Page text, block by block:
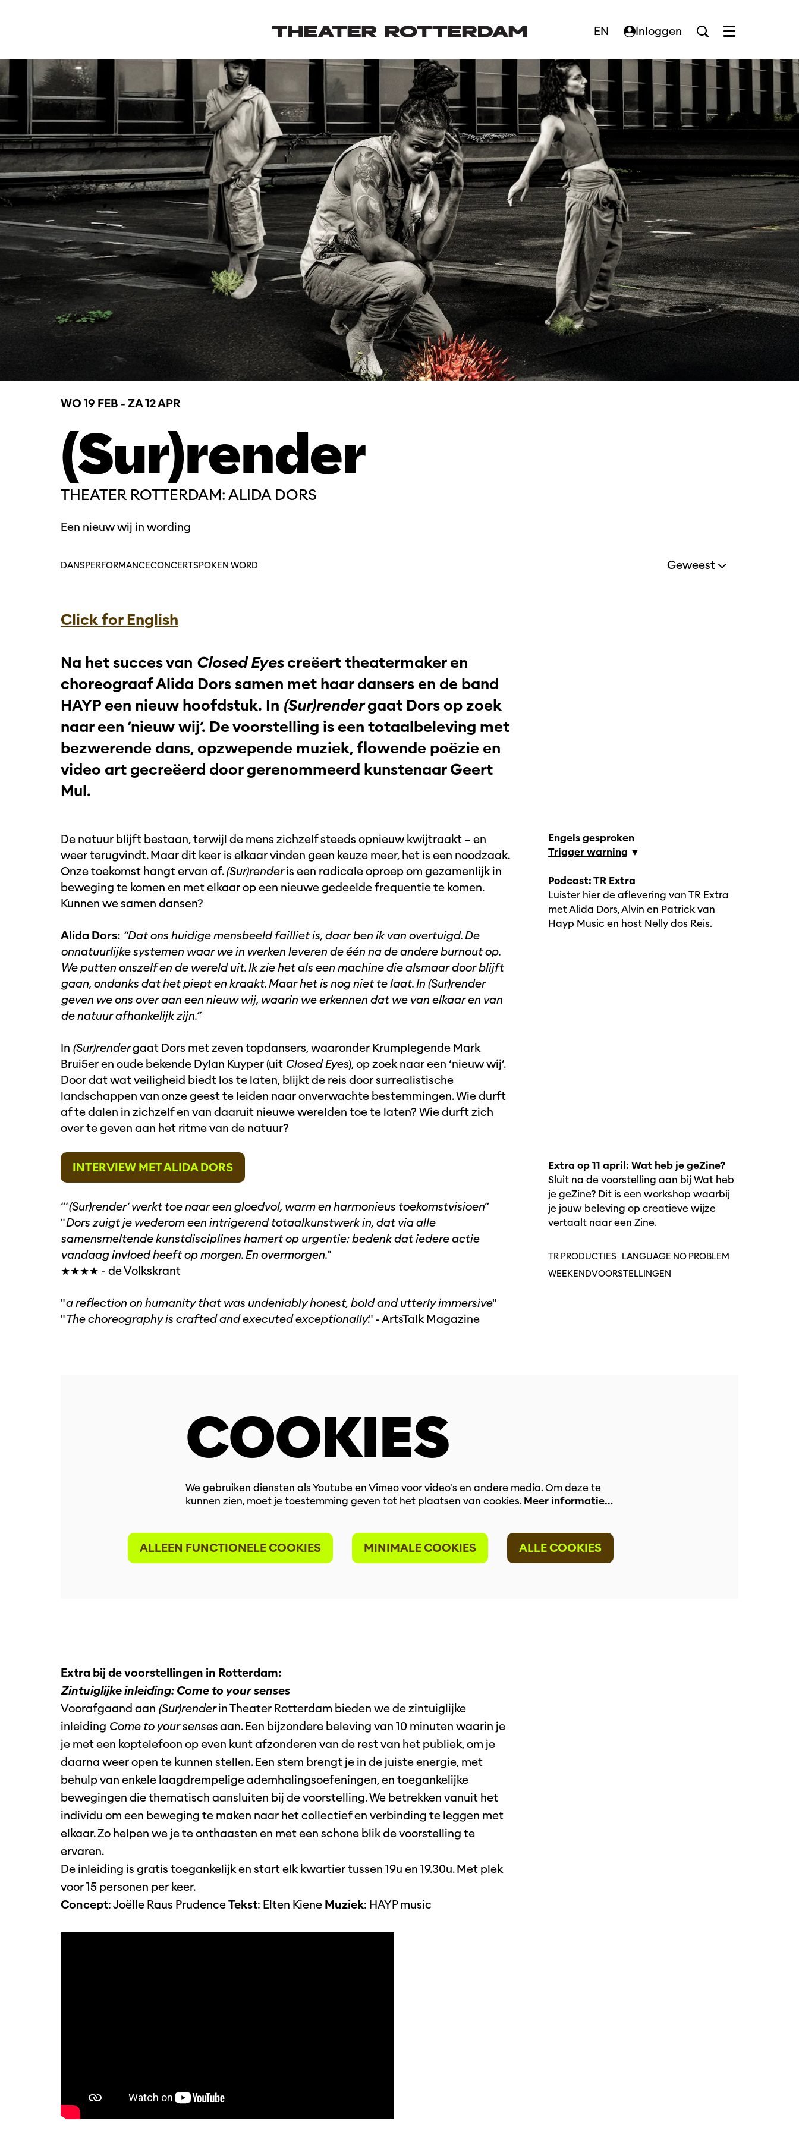
EN Inloggen Menu
(Sur)render
THEATER ROTTERDAM: ALIDA DORS
WO 19 FEB - ZA 12 APR
Een nieuw wij in wording
DANSPERFORMANCECONCERTSPOKEN WORD Geweest
Click for English
Na het succes van Closed Eyescreëert theatermaker en
choreograaf Alida Dors samen met haar dansers en de band
HAYP een nieuw hoofdstuk. In (Sur)rendergaat Dors op zoek
naar een ‘nieuw wij’. De voorstelling is een totaalbeleving met
bezwerende dans, opzwepende muziek, flowende poëzie en
video art gecreëerd door gerenommeerd kunstenaar Geert
Mul.
De natuur blijft bestaan, terwijl de mens zichzelf steeds opnieuw kwijtraakt – en
weer terugvindt. Maar dit keer is elkaar vinden geen keuze meer, het is een noodzaak.
Onze toekomst hangt ervan af.(Sur)renderis een radicale oproep om gezamenlijk in
beweging te komen en met elkaar op een nieuwe gedeelde frequentie te komen.
Kunnen we samen dansen?
Alida Dors: “Dat ons huidige mensbeeld failliet is, daar ben ik van overtuigd. De
onnatuurlijke systemen waar we in werken leveren de één na de andere burnout op.
We putten onszelf en de wereld uit. Ik zie het als een machine die alsmaar door blijft
gaan, ondanks dat het piept en kraakt. Maar het is nog niet te laat. In (Sur)render
geven we ons over aan een nieuw wij, waarin we erkennen dat we van elkaar en van
de natuur afhankelijk zijn.”
In (Sur)rendergaat Dors met zeven topdansers, waaronder Krumplegende Mark
Brui5er en oude bekende Dylan Kuyper (uit Closed Eyes), op zoek naar een ‘nieuw wij’.
Door dat wat veiligheid biedt los te laten, blijkt de reis door surrealistische
landschappen van onze geest te leiden naar onverwachte bestemmingen. Wie durft
af te dalen in zichzelf en van daaruit nieuwe werelden toe te laten? Wie durft zich
over te geven aan het ritme van de natuur?
INTERVIEW MET ALIDA DORS
“‘(Sur)render’ werkt toe naar een gloedvol, warm en harmonieus toekomstvisioen”
"Dors zuigt je wederom een intrigerend totaalkunstwerk in, dat via alle
samensmeltende kunstdisciplines hamert op urgentie: bedenk dat iedere actie
vandaag invloed heeft op morgen. En overmorgen."
★★★★ - de Volkskrant
"a reflection on humanity that was undeniably honest, bold and utterly immersive"
"The choreography is crafted and executed exceptionally." - ArtsTalk Magazine
Engels gesproken
Trigger warning ▼
Podcast: TR Extra
Luister hier de aflevering van TR Extra
met Alida Dors, Alvin en Patrick van
Hayp Music en host Nelly dos Reis.
Extra op 11 april: Wat heb je geZine?
Sluit na de voorstelling aan bij Wat heb
je geZine? Dit is een workshop waarbij
je jouw beleving op creatieve wijze
vertaalt naar een Zine.
TR PRODUCTIES
LANGUAGE NO PROBLEM
WEEKENDVOORSTELLINGEN
COOKIES
We gebruiken diensten als Youtube en Vimeo voor video's en andere media. Om deze te
kunnen zien, moet je toestemming geven tot het plaatsen van cookies. Meer informatie…
ALLEEN FUNCTIONELE COOKIES MINIMALE COOKIES ALLE COOKIES
Extra bij de voorstellingen in Rotterdam:
Zintuiglijke inleiding: Come to your senses
Voorafgaand aan (Sur)renderin Theater Rotterdam bieden we de zintuiglijke
inleiding Come to your sensesaan. Een bijzondere beleving van 10 minuten waarin je
je met een koptelefoon op even kunt afzonderen van de rest van het publiek, om je
daarna weer open te kunnen stellen. Een stem brengt je in de juiste energie, met
behulp van enkele laagdrempelige ademhalingsoefeningen, en toegankelijke
bewegingen die thematisch aansluiten bij de voorstelling. We betrekken vanuit het
individu om een beweging te maken naar het collectief en verbinding te leggen met
elkaar. Zo helpen we je te onthaasten en met een schone blik de voorstelling te
ervaren.
De inleiding is gratis toegankelijk en start elk kwartier tussen 19u en 19.30u. Met plek
voor 15 personen per keer.
Concept: Joëlle Raus PrudenceTekst: Elten Kiene Muziek: HAYP music